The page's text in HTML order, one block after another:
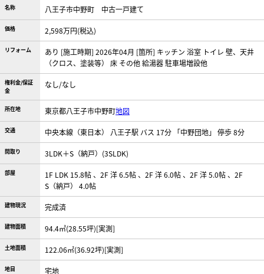
名称 八王子市中野町 中古一戸建て
価格 2,598万円(税込)
リフォーム
あり [施工時期] 2026年04月 [箇所] キッチン 浴室 トイレ 壁、天井
（クロス、塗装等） 床 その他 給湯器 駐車場増設他
権利金/保証
金
なし/なし
所在地 東京都八王子市中野町地図
交通 中央本線（東日本） 八王子駅 バス 17分 「中野団地」 停歩 8分
間取り 3LDK＋S（納戸）(3SLDK)
部屋
1F LDK 15.8帖 、2F 洋 6.5帖 、2F 洋 6.0帖 、2F 洋 5.0帖 、2F
S（納戸） 4.0帖
建物現況 完成済
建物面積 94.4㎡(28.55坪)[実測]
土地面積 122.06㎡(36.92坪)[実測]
地目 宅地